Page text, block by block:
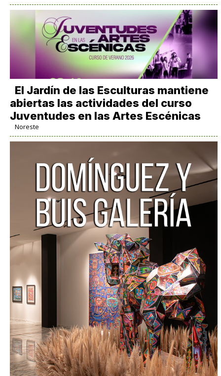
El Jardín de las Esculturas mantiene
abiertas las actividades del curso
Juventudes en las Artes Escénicas
Noreste